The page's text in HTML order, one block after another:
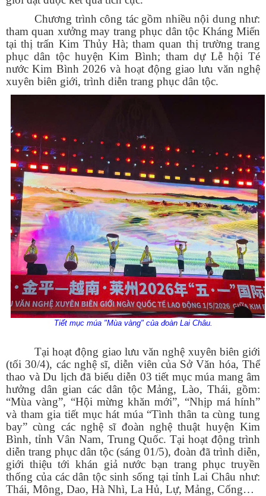
Chương trình công tác gồm nhiều nội dung như:
tham quan xưởng may trang phục dân tộc Kháng Miến
tại thị trấn Kim Thủy Hà; tham quan thị trường trang
phục dân tộc huyện Kim Bình; tham dự Lễ hội Té
nước Kim Bình 2026 và hoạt động giao lưu văn nghệ
xuyên biên giới, trình diễn trang phục dân tộc.
Tiết mục múa "Mùa vàng" của đoàn Lai Châu.
Tại hoạt động giao lưu văn nghệ xuyên biên giới
(tối 30/4), các nghệ sĩ, diễn viên của Sở Văn hóa, Thể
thao và Du lịch đã biểu diễn 03 tiết mục múa mang âm
hưởng dân gian các dân tộc Mảng, Lào, Thái, gồm:
“Mùa vàng”, “Hội mừng khăn mới”, “Nhịp má hính”
và tham gia tiết mục hát múa “Tình thân ta cùng tung
bay” cùng các nghệ sĩ đoàn nghệ thuật huyện Kim
Bình, tỉnh Vân Nam, Trung Quốc. Tại hoạt động trình
diễn trang phục dân tộc (sáng 01/5), đoàn đã trình diễn,
giới thiệu tới khán giả nước bạn trang phục truyền
thống của các dân tộc sinh sống tại tỉnh Lai Châu như:
Thái, Mông, Dao, Hà Nhì, La Hủ, Lự, Mảng, Cống…